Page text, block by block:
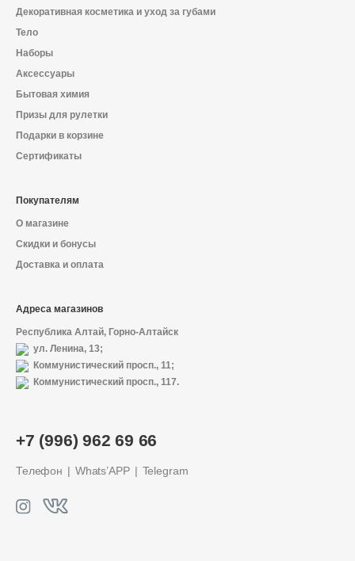
Политика конфиденциальности
+7 (996) 962 69 66
Телефон Whats’APP Telegram
Декоративная косметика и уход за губами
Тело
Наборы
Аксессуары
Бытовая химия
Призы для рулетки
Подарки в корзине
Сертификаты
Покупателям
О магазине
Скидки и бонусы
Доставка и оплата
Адреса магазинов
Республика Алтай, Горно-Алтайск
ул. Ленина, 13;
Коммунистический просп., 11;
Коммунистический просп., 117.